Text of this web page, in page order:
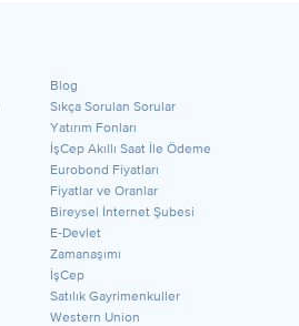
Blog
Sıkça Sorulan Sorular
Yatırım Fonları
İşCep Akıllı Saat İle Ödeme
Eurobond Fiyatları
Fiyatlar ve Oranlar
Bireysel İnternet Şubesi
E-Devlet
Zamanaşımı
İşCep
Satılık Gayrimenkuller
Western Union